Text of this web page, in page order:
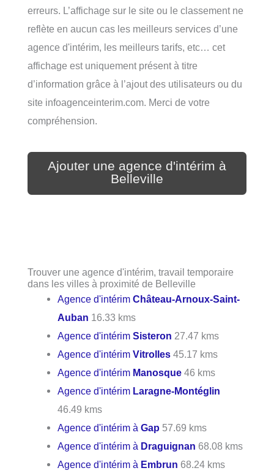
erreurs. L’affichage sur le site ou le classement ne
reflète en aucun cas les meilleurs services d’une
agence d'intérim, les meilleurs tarifs, etc… cet
affichage est uniquement présent à titre
d’information grâce à l’ajout des utilisateurs ou du
site infoagenceinterim.com. Merci de votre
compréhension.
Ajouter une agence d'intérim à
Belleville
Trouver une agence d'intérim, travail temporaire
dans les villes à proximité de Belleville
Agence d'intérimChâteau-Arnoux-Saint-
Auban 16.33 kms
Agence d'intérimSisteron 27.47 kms
Agence d'intérimVitrolles 45.17 kms
Agence d'intérim Manosque 46 kms
Agence d'intérim Laragne-Montéglin
46.49 kms
Agence d'intérim àGap 57.69 kms
Agence d'intérim à Draguignan 68.08 kms
Agence d'intérim à Embrun 68.24 kms